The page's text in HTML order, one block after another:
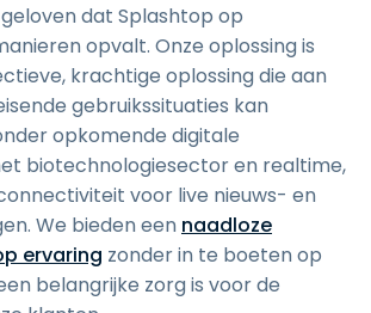
dat Splashtop op
opvalt. Onze oplossing is
krachtige oplossing die aan
gebruikssituaties kan
opkomende digitale
biotechnologiesector en realtime,
voor live nieuws- en
We bieden een naadloze
ervaring zonder in te boeten op
belangrijke zorg is voor de